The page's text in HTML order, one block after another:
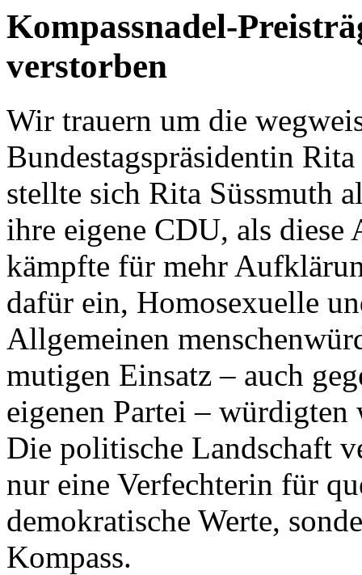
Kompassnadel-
verstorben
Wir trauern um die
Bundestagspräsidentin
stellte sich Rita Süssmuth
ihre eigene CDU, als
kämpfte für mehr
dafür ein, Homosexuelle
Allgemeinen
mutigen Einsatz – auch
eigenen Partei –
Die politische Landschaft
nur eine Verfechterin für
demokratische Werte,
Kompass.